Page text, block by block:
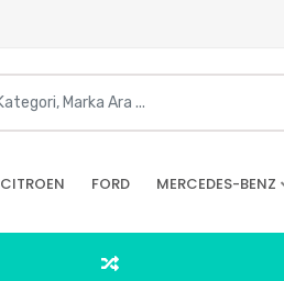
CITROEN FORD MERCEDES-BENZ